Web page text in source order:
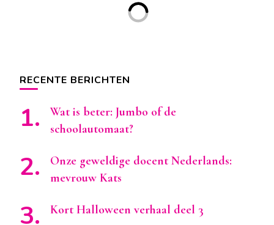
RECENTE BERICHTEN
Wat is beter: Jumbo of de
schoolautomaat?
Onze geweldige docent Nederlands:
mevrouw Kats
Kort Halloween verhaal deel 3